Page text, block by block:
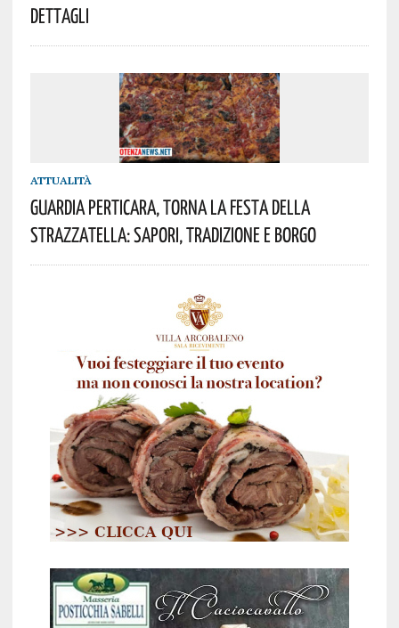
Dettagli
ATTUALITÀ
Guardia Perticara, Torna La Festa Della
Strazzatella: Sapori, Tradizione E Borgo